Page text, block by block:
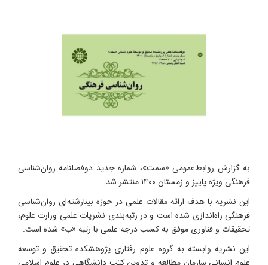
به گزارش روابط‌عمومی «سمت»، شماره جدید دوفصلنامه روان‌شناسی
فرهنگی ویژه پاییز و زمستان ۱۴۰۰ منتشر شد.
این نشریه با هدف ارائه مقالات علمی در حوزه بینارشته‌ای روان‌شناسی
فرهنگی راه‌اندازی شده است و در رتبه‌بندی نشریات علمی وزارت علوم،
تحقیقات و فناوری موفق به کسب درجه علمی با رتبه «ب» شده است.
این نشریه وابسته به گروه علوم‌ رفتاری پژوهشکده تحقیق و توسعه
علوم انسانی سازمان مطالعه و تدوین کتب دانشگاهی در علوم اسلامی